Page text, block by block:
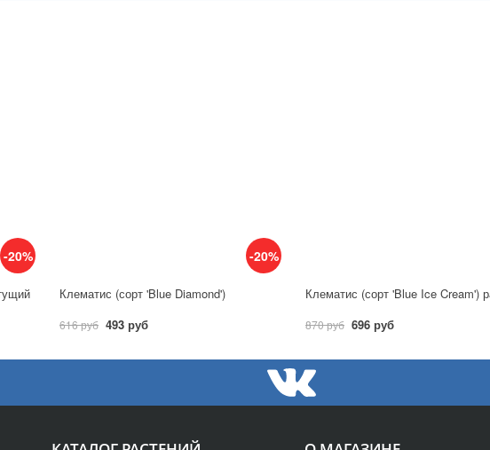
-20% -20%
Клематис (сорт 'Blue Diamond')
616 руб 493 руб 870 руб 696 руб